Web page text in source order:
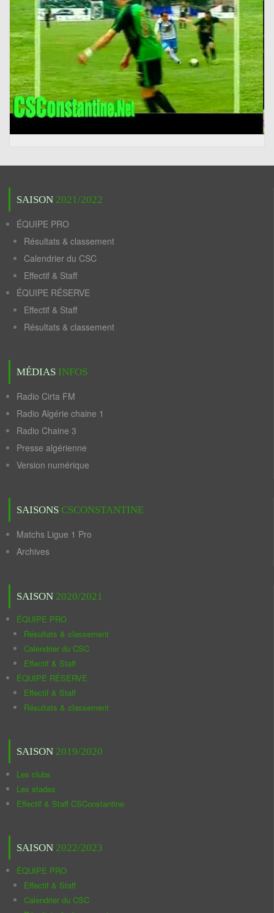
SAISON 2021/2022
ÉQUIPE PRO
Résultats & classement
Calendrier du CSC
Effectif & Staff
ÉQUIPE RÉSERVE
Effectif & Staff
Résultats & classement
MÉDIAS INFOS
Radio Cirta FM
Radio Algérie chaine 1
Radio Chaine 3
Presse algérienne
Version numérique
SAISONS CSCONSTANTINE
Matchs Ligue 1 Pro
Archives
SAISON 2020/2021
ÉQUIPE PRO
Résultats & classement
Calendrier du CSC
Effectif & Staff
ÉQUIPE RÉSERVE
Effectif & Staff
Résultats & classement
SAISON 2019/2020
Les clubs
Les stades
Effectif & Staff CSConstantine
SAISON 2022/2023
ÉQUIPE PRO
Effectif & Staff
Calendrier du CSC